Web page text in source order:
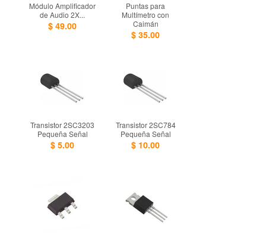
Módulo Amplificador
de Audio 2X...
$ 49.00
Puntas para
Multímetro con
Caimán
$ 35.00
Transistor 2SC3203
Pequeña Señal
$ 5.00
Transistor 2SC784
Pequeña Señal
$ 10.00